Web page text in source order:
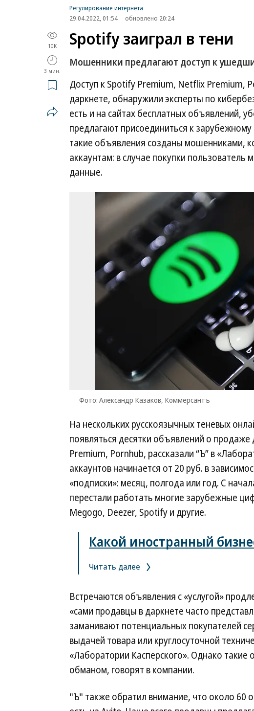
Регулирование интернета
29.04.2022, 01:54
обновлено 20:24
10K
3 мин.
Spotify заиграл в тени
Мошенники предлагают доступ к
Доступ к Spotify Premium, Netflix Premium,
даркнете, обнаружили эксперты по
есть и на сайтах бесплатных объявлений,
предлагают присоединиться к
такие объявления созданы мошенниками,
аккаунтам: в случае покупки пользователь
данные.
Фото: Александр Казаков, Коммерсантъ
На нескольких русскоязычных теневых
появляться десятки объявлений о
Premium, Pornhub, рассказали “Ъ” в
аккаунтов начинается от 20 руб. в
«подписки»: месяц, полгода или год. С
перестали работать многие зарубежные
Megogo, Deezer, Spotify и другие.
Какой иностранный
Читать далее
Встречаются объявления с «услугой»
«сами продавцы в даркнете часто
заманивают потенциальных покупателей
выдачей товара или круглосуточной
«Лаборатории Касперского». Однако
обманом, говорят в компании.
"Ъ" также обратил внимание, что около 60